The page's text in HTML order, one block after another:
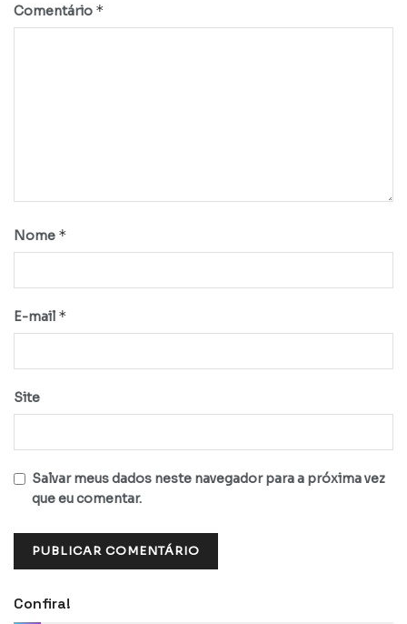
Comentário *
Nome *
E-mail *
Site
Salvar meus dados neste navegador para a próxima vez
que eu comentar.
Confira!